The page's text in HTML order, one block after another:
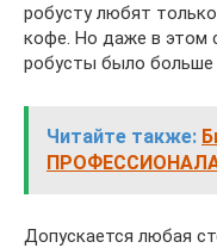
робусту любят
кофе. Но даже в этом
робусты было больше
Читайте также:
Допускается любая